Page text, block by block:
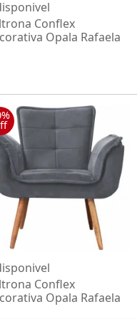
Conflex
Opala Rafaela
Conflex
Opala Rafaela